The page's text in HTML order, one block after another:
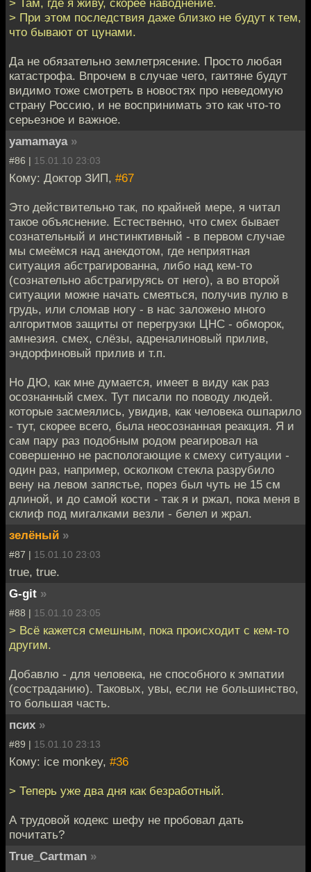
> Там, где я живу, скорее наводнение.
> При этом последствия даже близко не будут к тем,
что бывают от цунами.
Да не обязательно землетрясение. Просто любая
катастрофа. Впрочем в случае чего, гаитяне будут
видимо тоже смотреть в новостях про неведомую
страну Россию, и не воспринимать это как что-то
серьезное и важное.
yamamaya »
#86 | 15.01.10 23:03
Кому: Доктор ЗИП, #67
Это действительно так, по крайней мере, я читал
такое объяснение. Естественно, что смех бывает
сознательный и инстинктивный - в первом случае
мы смеёмся над анекдотом, где неприятная
ситуация абстрагированна, либо над кем-то
(сознательно абстрагируясь от него), а во второй
ситуации можне начать смеяться, получив пулю в
грудь, или сломав ногу - в нас заложено много
алгоритмов защиты от перегрузки ЦНС - обморок,
амнезия. смех, слёзы, адреналиновый прилив,
эндорфиновый прилив и т.п.
Но ДЮ, как мне думается, имеет в виду как раз
осознанный смех. Тут писали по поводу людей.
которые засмеялись, увидив, как человека ошпарило
- тут, скорее всего, была неосознанная реакция. Я и
сам пару раз подобным родом реагировал на
совершенно не распологающие к смеху ситуации -
один раз, например, осколком стекла разрубило
вену на левом запястье, порез был чуть не 15 см
длиной, и до самой кости - так я и ржал, пока меня в
склиф под мигалками везли - белел и жрал.
зелёный »
#87 | 15.01.10 23:03
true, true.
G-git »
#88 | 15.01.10 23:05
> Всё кажется смешным, пока происходит с кем-то
другим.
Добавлю - для человека, не способного к эмпатии
(состраданию). Таковых, увы, если не большинство,
то большая часть.
псих »
#89 | 15.01.10 23:13
Кому: ice monkey, #36
> Теперь уже два дня как безработный.
А трудовой кодекс шефу не пробовал дать
почитать?
True_Cartman »